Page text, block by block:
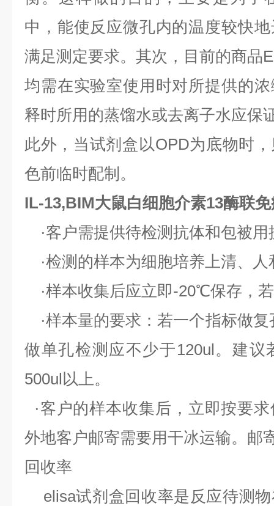
中，能使反应微孔内的温度较快
满足测定要求。其次，目前的商品
均需在实验室使用时对所提供的
释时所用的蒸馏水或去离子水应保
此外，当试剂盒以OPD为底物时
色前临时配制。
IL-13,BIM大鼠白细胞介素13酶联
·客户需提供待检测抗体和包被用
·检测的样本为细胞培养上清、
·样本收集后应立即-20℃保存，
·样本量的要求：若一个指标做
做单孔检测应不少于120ul。建议
500ul以上。
·客户的样本收集后，立即按要
外地客户邮寄需要用干冰运输。邮
回收率
elisa试剂盒回收率是反应待测